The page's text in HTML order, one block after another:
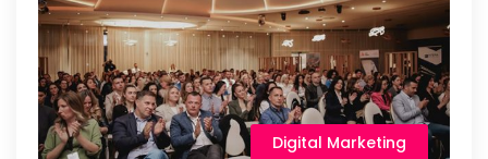
Digital Marketing